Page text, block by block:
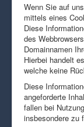
Wenn Sie auf
mittels eines
Diese
des
Domainnamen
Hierbei handelt
welche keine
Diese
angeforderte
fallen bei
insbesondere zu